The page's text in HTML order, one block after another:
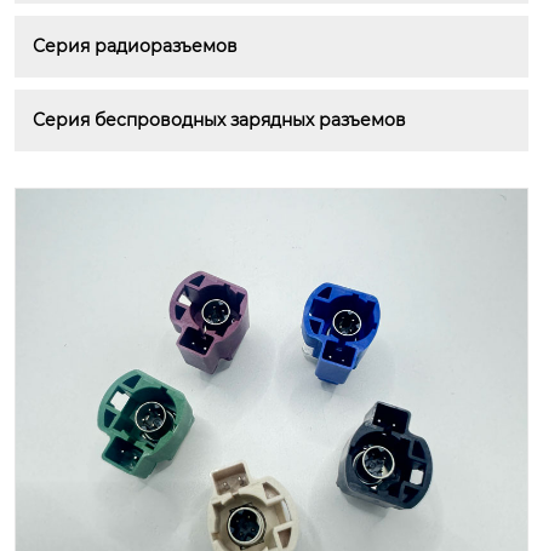
Серия радиоразъемов
Серия беспроводных зарядных разъемов